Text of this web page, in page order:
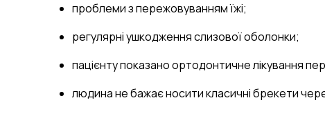
проблеми з пережовуванням їжі;
регулярні ушкодження слизової оболонки;
пацієнту показано ортодонтичне лікування
людина не бажає носити класичні брекети